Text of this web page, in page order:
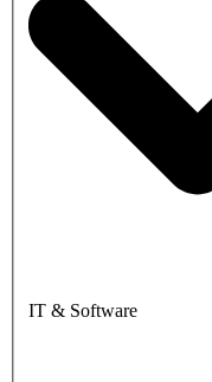
IT & Software